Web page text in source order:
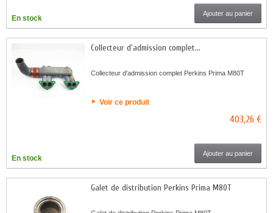
En stock
Ajouter au panier
Collecteur d'admission complet...
Collecteur d'admission complet Perkins Prima M80T
Voir ce produit
403,26 €
En stock
Ajouter au panier
Galet de distribution Perkins Prima M80T